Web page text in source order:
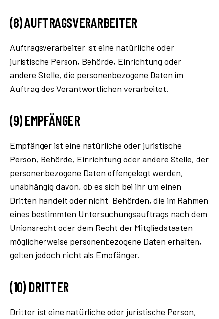
(8) AUFTRAGSVERARBEITER
Auftragsverarbeiter ist eine natürliche oder
juristische Person, Behörde, Einrichtung oder
andere Stelle, die personenbezogene Daten im
Auftrag des Verantwortlichen verarbeitet.
(9) EMPFÄNGER
Empfänger ist eine natürliche oder juristische
Person, Behörde, Einrichtung oder andere Stelle, der
personenbezogene Daten offengelegt werden,
unabhängig davon, ob es sich bei ihr um einen
Dritten handelt oder nicht. Behörden, die im Rahmen
eines bestimmten Untersuchungsauftrags nach dem
Unionsrecht oder dem Recht der Mitgliedstaaten
möglicherweise personenbezogene Daten erhalten,
gelten jedoch nicht als Empfänger.
(10) DRITTER
Dritter ist eine natürliche oder juristische Person,